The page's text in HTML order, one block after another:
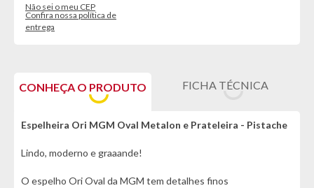
Não sei o meu CEP
Confira nossa política de
entrega
CONHEÇA O PRODUTO FICHA TÉCNICA
Espelheira Ori MGM Oval Metalon e Prateleira - Pistache
Lindo, moderno e graaande!
O espelho Ori Oval da MGM tem detalhes finos